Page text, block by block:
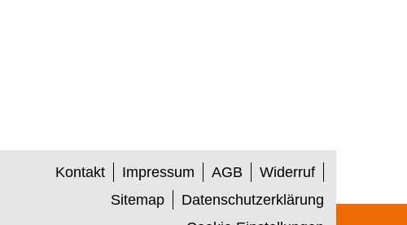
Kontakt Impressum AGB
Widerruf
Sitemap
Datenschutzerklärung